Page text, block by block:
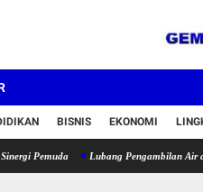
BISNIS EKONOMI
Lubang Pengambilan Air di Tepi